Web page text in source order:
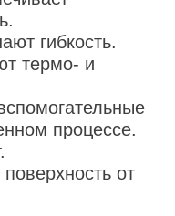
гибкость.
термо- и
процессе.
от